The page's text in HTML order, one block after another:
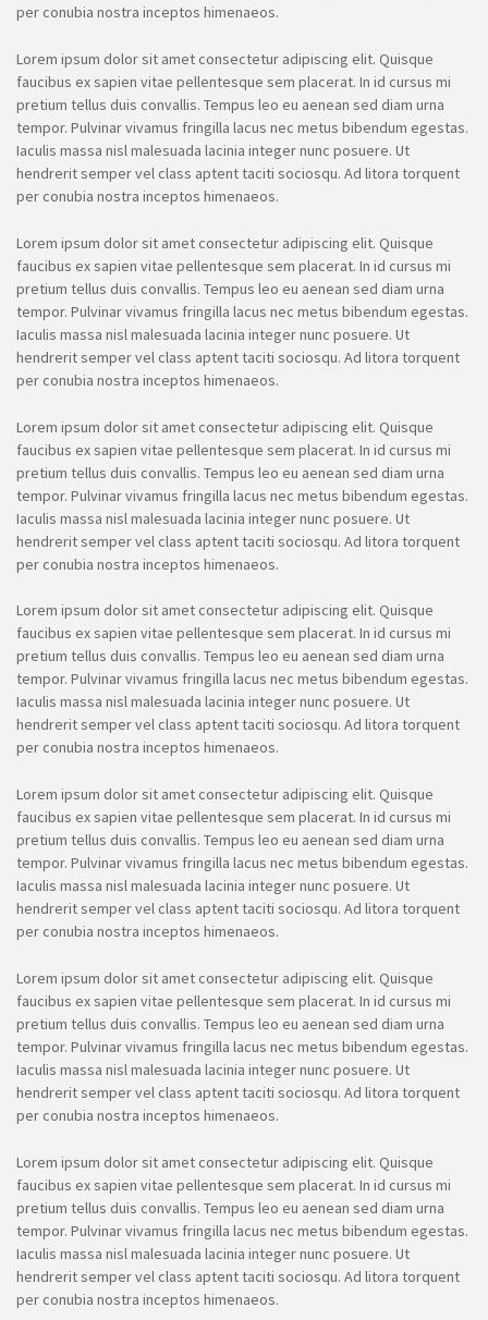
per conubia nostra inceptos himenaeos.
Lorem ipsum dolor sit amet consectetur adipiscing elit. Quisque
faucibus ex sapien vitae pellentesque sem placerat. In id cursus mi
pretium tellus duis convallis. Tempus leo eu aenean sed diam urna
tempor. Pulvinar vivamus fringilla lacus nec metus bibendum egestas.
Iaculis massa nisl malesuada lacinia integer nunc posuere. Ut
hendrerit semper vel class aptent taciti sociosqu. Ad litora torquent
per conubia nostra inceptos himenaeos.
Lorem ipsum dolor sit amet consectetur adipiscing elit. Quisque
faucibus ex sapien vitae pellentesque sem placerat. In id cursus mi
pretium tellus duis convallis. Tempus leo eu aenean sed diam urna
tempor. Pulvinar vivamus fringilla lacus nec metus bibendum egestas.
Iaculis massa nisl malesuada lacinia integer nunc posuere. Ut
hendrerit semper vel class aptent taciti sociosqu. Ad litora torquent
per conubia nostra inceptos himenaeos.
Lorem ipsum dolor sit amet consectetur adipiscing elit. Quisque
faucibus ex sapien vitae pellentesque sem placerat. In id cursus mi
pretium tellus duis convallis. Tempus leo eu aenean sed diam urna
tempor. Pulvinar vivamus fringilla lacus nec metus bibendum egestas.
Iaculis massa nisl malesuada lacinia integer nunc posuere. Ut
hendrerit semper vel class aptent taciti sociosqu. Ad litora torquent
per conubia nostra inceptos himenaeos.
Lorem ipsum dolor sit amet consectetur adipiscing elit. Quisque
faucibus ex sapien vitae pellentesque sem placerat. In id cursus mi
pretium tellus duis convallis. Tempus leo eu aenean sed diam urna
tempor. Pulvinar vivamus fringilla lacus nec metus bibendum egestas.
Iaculis massa nisl malesuada lacinia integer nunc posuere. Ut
hendrerit semper vel class aptent taciti sociosqu. Ad litora torquent
per conubia nostra inceptos himenaeos.
Lorem ipsum dolor sit amet consectetur adipiscing elit. Quisque
faucibus ex sapien vitae pellentesque sem placerat. In id cursus mi
pretium tellus duis convallis. Tempus leo eu aenean sed diam urna
tempor. Pulvinar vivamus fringilla lacus nec metus bibendum egestas.
Iaculis massa nisl malesuada lacinia integer nunc posuere. Ut
hendrerit semper vel class aptent taciti sociosqu. Ad litora torquent
per conubia nostra inceptos himenaeos.
Lorem ipsum dolor sit amet consectetur adipiscing elit. Quisque
faucibus ex sapien vitae pellentesque sem placerat. In id cursus mi
pretium tellus duis convallis. Tempus leo eu aenean sed diam urna
tempor. Pulvinar vivamus fringilla lacus nec metus bibendum egestas.
Iaculis massa nisl malesuada lacinia integer nunc posuere. Ut
hendrerit semper vel class aptent taciti sociosqu. Ad litora torquent
per conubia nostra inceptos himenaeos.
Lorem ipsum dolor sit amet consectetur adipiscing elit. Quisque
faucibus ex sapien vitae pellentesque sem placerat. In id cursus mi
pretium tellus duis convallis. Tempus leo eu aenean sed diam urna
tempor. Pulvinar vivamus fringilla lacus nec metus bibendum egestas.
Iaculis massa nisl malesuada lacinia integer nunc posuere. Ut
hendrerit semper vel class aptent taciti sociosqu. Ad litora torquent
per conubia nostra inceptos himenaeos.